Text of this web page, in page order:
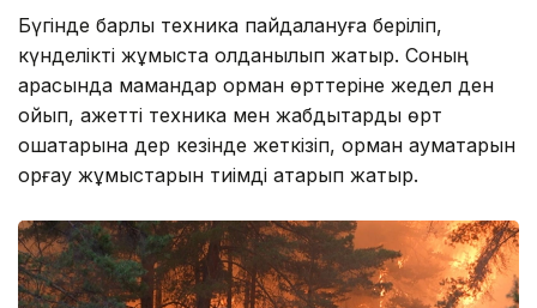
Бүгінде барлық техника пайдалануға беріліп,
күнделікті жұмыста қолданылып жатыр. Соның
арқасында мамандар орман өрттеріне жедел ден
қойып, қажетті техника мен жабдықтарды өрт
ошақтарына дер кезінде жеткізіп, орман аумақтарын
қорғау жұмыстарын тиімді атқарып жатыр.